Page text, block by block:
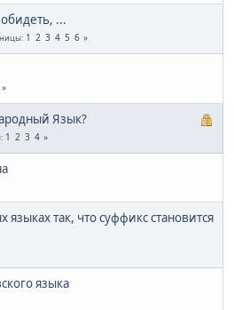
...
1 2 3 4 5 6
Язык?
1 2 3 4
языках так, что суффикс становится
языка